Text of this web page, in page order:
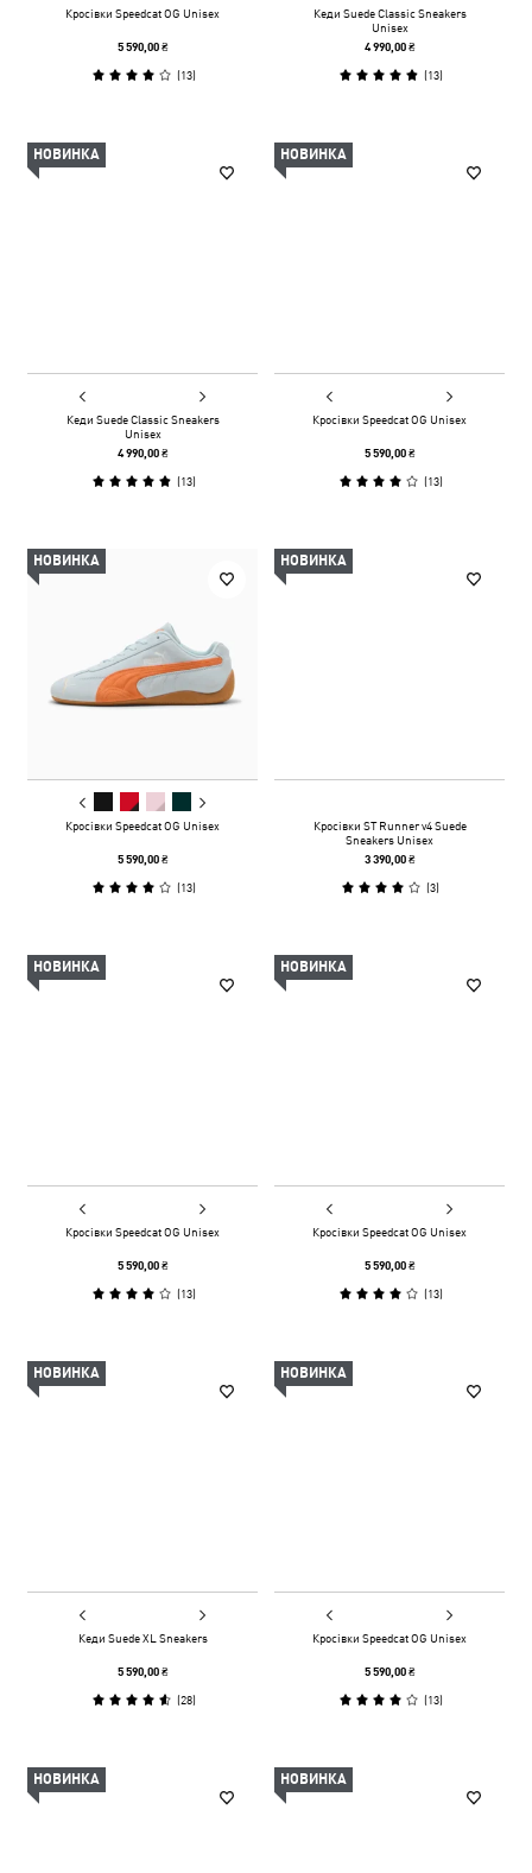
Кросівки Speedcat OG Unisex
5 590,00 ₴
(13)
Кеди Suede Classic Sneakers
Unisex
4 990,00 ₴
(13)
НОВИНКА
Кеди Suede Classic Sneakers
Unisex
4 990,00 ₴
(13)
НОВИНКА
Кросівки Speedcat OG Unisex
5 590,00 ₴
(13)
НОВИНКА
Кросівки Speedcat OG Unisex
5 590,00 ₴
(13)
НОВИНКА
Кросівки ST Runner v4 Suede
Sneakers Unisex
3 390,00 ₴
(3)
НОВИНКА
Кросівки Speedcat OG Unisex
5 590,00 ₴
(13)
НОВИНКА
Кросівки Speedcat OG Unisex
5 590,00 ₴
(13)
НОВИНКА
Кеди Suede XL Sneakers
5 590,00 ₴
(28)
НОВИНКА
Кросівки Speedcat OG Unisex
5 590,00 ₴
(13)
НОВИНКА НОВИНКА